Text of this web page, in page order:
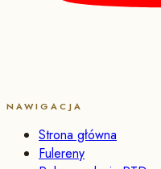
NAWIGACJA
Strona główna
Fulereny